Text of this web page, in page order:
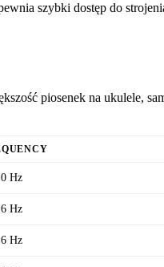
szybki dostęp do
piosenek na ukulele,
Hz
Hz
Hz